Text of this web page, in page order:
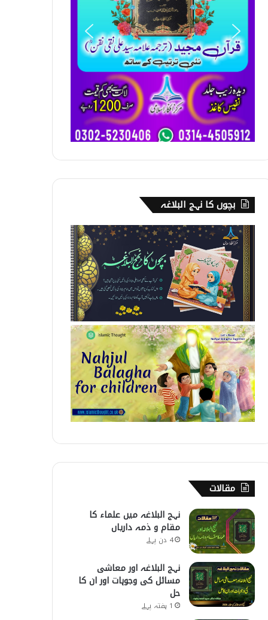
بچوں کا نہج البلاغہ
مقالات
نہج البلاغہ میں علماء کا
مقام و ذمہ داریاں
4 دن پہلے
نہج البلاغہ اور معاشی
مسائل کی وجوہات اور ان کا
حل
1 ہفتہ پہلے